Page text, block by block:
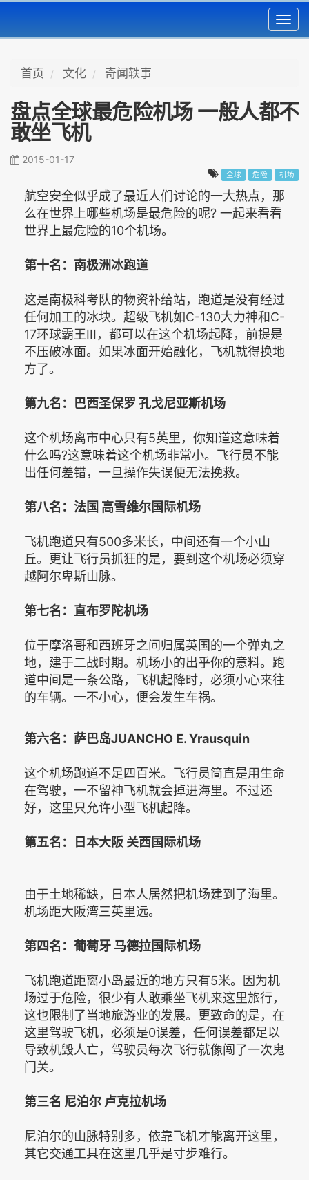
首页 文化 奇闻轶事
盘点全球最危险机场 一般人都不
敢坐飞机
2015-01-17
全球 危险 机场
航空安全似乎成了最近人们讨论的一大热点，那
么在世界上哪些机场是最危险的呢? 一起来看看
世界上最危险的10个机场。
第十名：南极洲冰跑道
这是南极科考队的物资补给站，跑道是没有经过
任何加工的冰块。超级飞机如C-130大力神和C-
17环球霸王III，都可以在这个机场起降，前提是
不压破冰面。如果冰面开始融化，飞机就得换地
方了。
第九名：巴西圣保罗 孔戈尼亚斯机场
这个机场离市中心只有5英里，你知道这意味着
什么吗?这意味着这个机场非常小。飞行员不能
出任何差错，一旦操作失误便无法挽救。
第八名：法国 高雪维尔国际机场
飞机跑道只有500多米长，中间还有一个小山
丘。更让飞行员抓狂的是，要到这个机场必须穿
越阿尔卑斯山脉。
第七名：直布罗陀机场
位于摩洛哥和西班牙之间归属英国的一个弹丸之
地，建于二战时期。机场小的出乎你的意料。跑
道中间是一条公路，飞机起降时，必须小心来往
的车辆。一不小心，便会发生车祸。
第六名：萨巴岛JUANCHO E. Yrausquin
这个机场跑道不足四百米。飞行员简直是用生命
在驾驶，一不留神飞机就会掉进海里。不过还
好，这里只允许小型飞机起降。
第五名：日本大阪 关西国际机场
由于土地稀缺，日本人居然把机场建到了海里。
机场距大阪湾三英里远。
第四名：葡萄牙 马德拉国际机场
飞机跑道距离小岛最近的地方只有5米。因为机
场过于危险，很少有人敢乘坐飞机来这里旅行，
这也限制了当地旅游业的发展。更致命的是，在
这里驾驶飞机，必须是0误差，任何误差都足以
导致机毁人亡，驾驶员每次飞行就像闯了一次鬼
门关。
第三名 尼泊尔 卢克拉机场
尼泊尔的山脉特别多，依靠飞机才能离开这里，
其它交通工具在这里几乎是寸步难行。